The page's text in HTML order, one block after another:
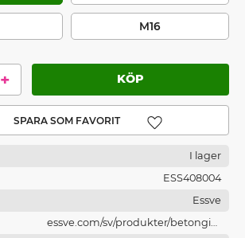
M16
+
Lägg till i favoriter
I lager
ESS408004
Essve
essve.com/sv/produkter/betonginf